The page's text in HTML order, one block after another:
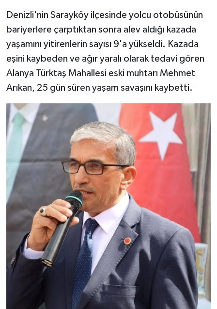
Denizli'nin Sarayköy ilçesinde yolcu otobüsünün
bariyerlere çarptıktan sonra alev aldığı kazada
yaşamını yitirenlerin sayısı 9'a yükseldi. Kazada
eşini kaybeden ve ağır yaralı olarak tedavi gören
Alanya Türktaş Mahallesi eski muhtarı Mehmet
Arıkan, 25 gün süren yaşam savaşını kaybetti.